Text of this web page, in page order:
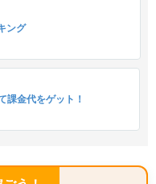
ング
課金代をゲット！